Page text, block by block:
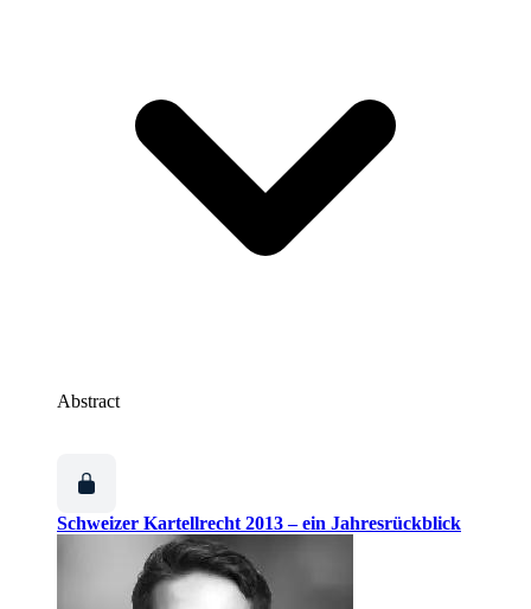
Abstract
Schweizer Kartellrecht 2013 – ein Jahresrückblick